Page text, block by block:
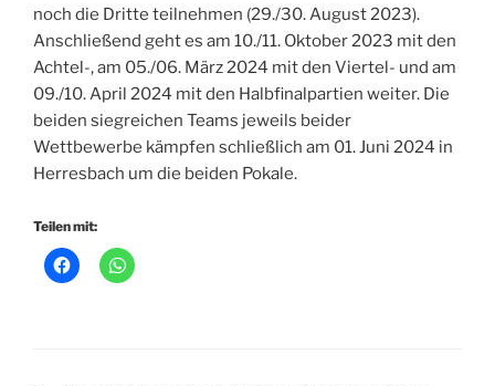
noch die Dritte teilnehmen (29./30. August 2023).
Anschließend geht es am 10./11. Oktober 2023 mit den
Achtel-, am 05./06. März 2024 mit den Viertel- und am
09./10. April 2024 mit den Halbfinalpartien weiter. Die
beiden siegreichen Teams jeweils beider
Wettbewerbe kämpfen schließlich am 01. Juni 2024 in
Herresbach um die beiden Pokale.
Teilen mit: